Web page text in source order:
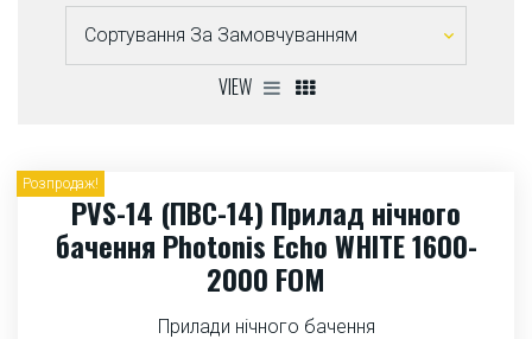
VIEW
Розпродаж!
PVS-14 (ПВС-14) Прилад нічного
бачення Photonis Echo WHITE 1600-
2000 FOM
Прилади нічного бачення